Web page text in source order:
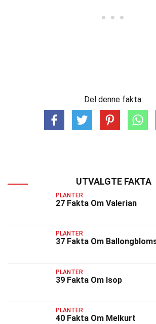
Del denne fakta:
UTVALGTE FAKTA
PLANTER
27 Fakta Om Valerian
PLANTER
37 Fakta Om
PLANTER
39 Fakta Om Isop
PLANTER
40 Fakta Om Melkurt